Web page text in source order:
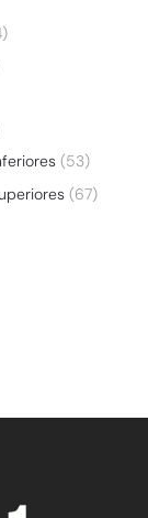
(53)
(67)